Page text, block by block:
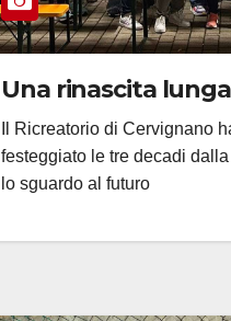
Una rinascita
Il Ricreatorio di Cervignano
festeggiato le tre decadi
lo sguardo al futuro